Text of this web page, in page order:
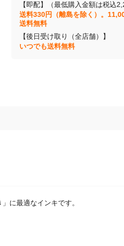
【即配】（最低購入金額は税込
送料330円（離島を除く）。
送料無料
【後日受け取り（全店舗）】
いつでも送料無料
に最適なインキです。